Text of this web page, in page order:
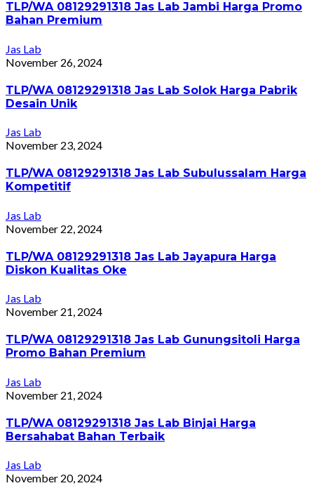
TLP/WA 08129291318 Jas Lab Jambi Harga Promo
Bahan Premium
Jas Lab
November 26, 2024
TLP/WA 08129291318 Jas Lab Solok Harga Pabrik
Desain Unik
Jas Lab
November 23, 2024
TLP/WA 08129291318 Jas Lab Subulussalam Harga
Kompetitif
Jas Lab
November 22, 2024
TLP/WA 08129291318 Jas Lab Jayapura Harga
Diskon Kualitas Oke
Jas Lab
November 21, 2024
TLP/WA 08129291318 Jas Lab Gunungsitoli Harga
Promo Bahan Premium
Jas Lab
November 21, 2024
TLP/WA 08129291318 Jas Lab Binjai Harga
Bersahabat Bahan Terbaik
Jas Lab
November 20, 2024